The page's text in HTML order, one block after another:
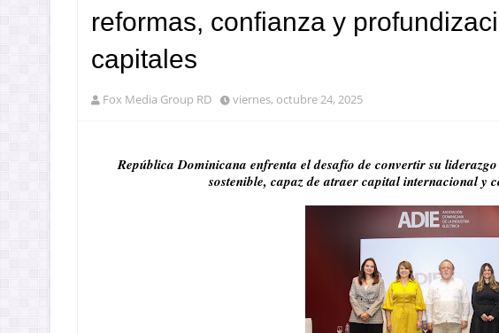
reformas, confianza y
capitales
Fox Media Group RD viernes, octubre 24, 2025
República Dominicana enfrenta el desafío de convertir su
sostenible, capaz de atraer capital internacional y